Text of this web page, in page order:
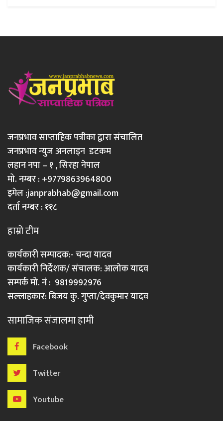
जनप्रभाव साप्ताहिक पत्रीका द्वारा संचालित
जनप्रभाव न्युज अनलाइन डटकम
लहान नपा – १ , सिरहा नेपाल
मो. नम्बर : +9779863964800
इमेल :janprabhab@gmail.com
दर्ता नम्बर : ११८
हाम्रो टीम
कार्यकारी सम्पादक:- चन्दा यादव
कार्यकारी निर्देशक/ संचालक: आलोक यादव
सम्पर्क मो. नं : 9819992976
सल्लाहकार: बिजय कु. गुप्ता/देवकुमार यादव
सामाजिक संजालमा हामी
Facebook
Twitter
Youtube